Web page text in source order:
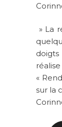
» La
doigts
«
sur la